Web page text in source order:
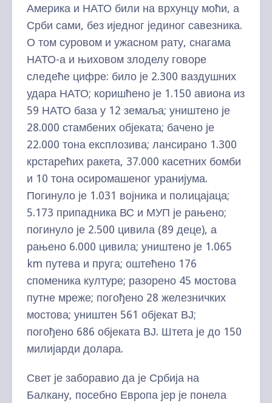
Америка и НАТО били на врхунцу моћи, а
Срби сами, без иједног јединог савезника.
О том суровом и ужасном рату, снагама
НАТО-а и њиховом злоделу говоре
следеће цифре: било је 2.300 ваздушних
удара НАТО; коришћено је 1.150 авиона из
59 НАТО база у 12 земаља; уништено је
28.000 стамбених објеката; бачено је
22.000 тона експлозива; лансирано 1.300
крстарећих ракета, 37.000 касетних бомби
и 10 тона осиромашеног уранијума.
Погинуло је 1.031 војника и полицајаца;
5.173 припадника ВС и МУП је рањено;
погинуло је 2.500 цивила (89 деце), а
рањено 6.000 цивила; уништено је 1.065
km путева и пруга; оштећено 176
споменика културе; разорено 45 мостова
путне мреже; погођено 28 железничких
мостова; уништен 561 објекат ВЈ;
погођено 686 објеката ВЈ. Штета је до 150
милијарди долара.
Свет је заборавио да је Србија на
Балкану, посебно Европа јер је понела